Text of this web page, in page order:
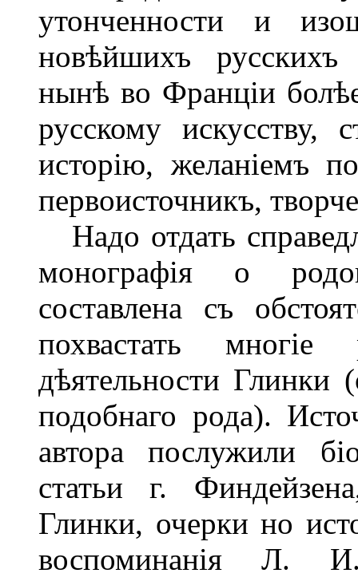
утонченности и
новѣйшихъ русскихъ
нынѣ во Франціи
русскому искусству,
исторію, желаніемъ
первоисточникъ,
Надо отдать
монографія о
составлена съ
похвастать
дѣятельности Глинки
подобнаго рода).
автора послужили
статьи г.
Глинки, очерки но
воспоминанія Л.